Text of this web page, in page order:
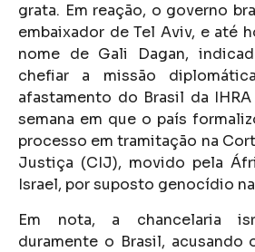
grata. Em reação, o governo
embaixador de Tel Aviv, e até
nome de Gali Dagan,
chefiar a missão
afastamento do Brasil da
semana em que o país
processo em tramitação na
Justiça (CIJ), movido pela
Israel, por suposto genocídio na
Em nota, a chancelaria
duramente o Brasil, acusando